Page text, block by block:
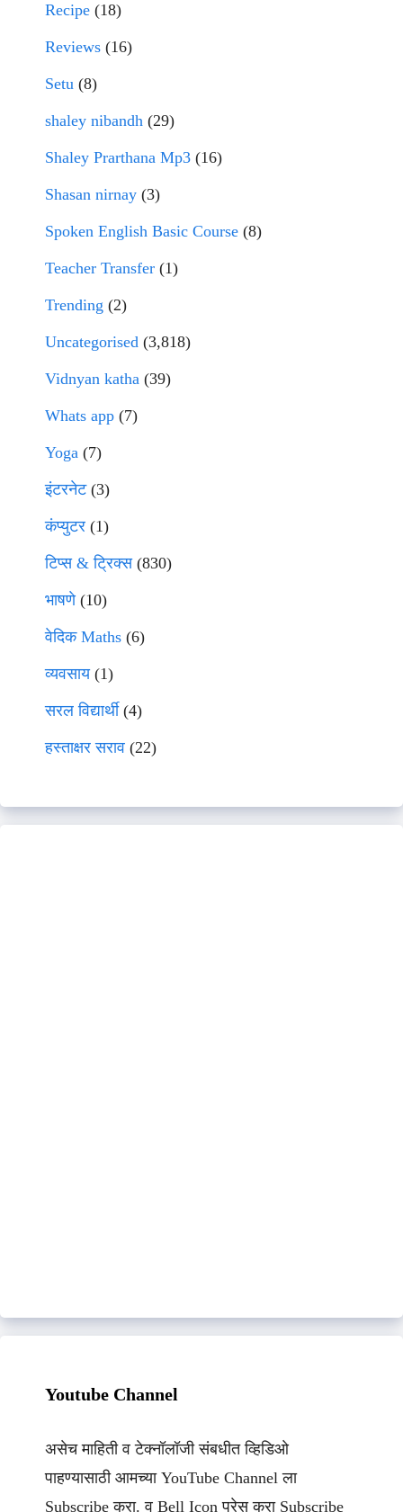
Recipe (18)
Reviews (16)
Setu (8)
shaley nibandh (29)
Shaley Prarthana Mp3 (16)
Shasan nirnay (3)
Spoken English Basic Course (8)
Teacher Transfer (1)
Trending (2)
Uncategorised (3,818)
Vidnyan katha (39)
Whats app (7)
Yoga (7)
इंटरनेट(3)
कंप्युटर (1)
टिप्स & ट्रिक्स(830)
भाषणे(10)
वेदिक Maths (6)
व्यवसाय(1)
सरल विद्यार्थी(4)
हस्ताक्षर सराव (22)
Youtube Channel
असेच माहिती व टेक्नॉलॉजी संबधीत व्हिडिओ
पाहण्यासाठी आमच्या YouTube Channel ला
Subscribe करा. व Bell Icon प्रेस करा Subscribe